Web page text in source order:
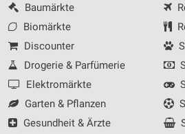
Baumärkte
Biomärkte
Discounter
Drogerie & Parfümerie
Elektromärkte
Garten & Pflanzen
Gesundheit & Ärzte